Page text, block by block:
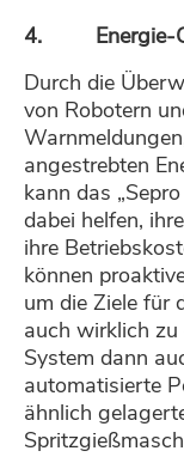
4. Energie-
Durch die
von Robotern
angestrebten
kann das
dabei helfen,
ihre
können
um die Ziele für
auch wirklich zu
System dann
automatisierte
ähnlich